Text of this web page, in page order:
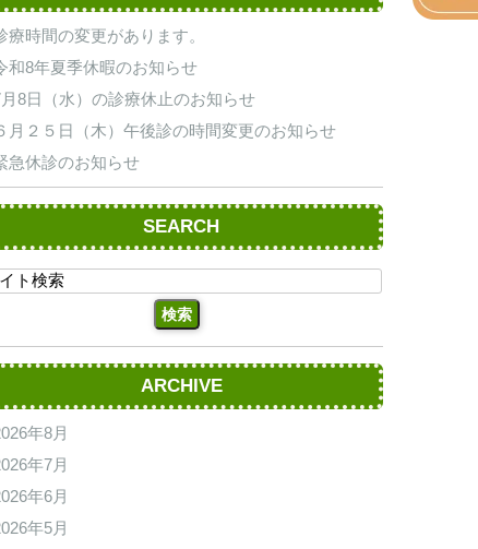
療時間の変更があります。
和8年夏季休暇のお知らせ
8日（水）の診療休止のお知らせ
月２５日（木）午後診の時間変更のお知らせ
急休診のお知らせ
SEARCH
ARCHIVE
年8月
年7月
年6月
年5月